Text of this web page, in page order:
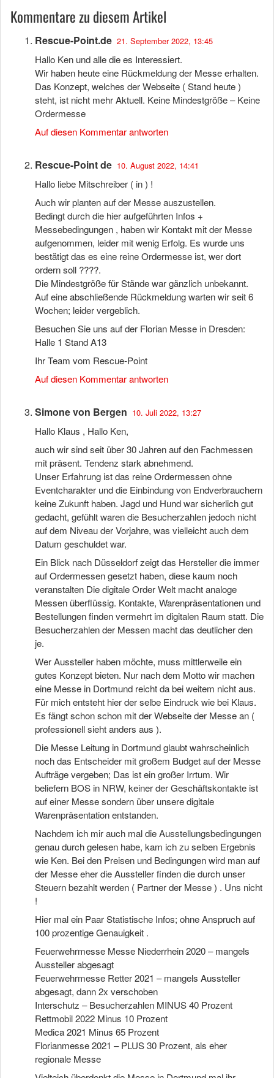
Kommentare zu diesem Artikel
Rescue-Point.de 21. September 2022, 13:45
Hallo Ken und alle die es Interessiert.
Wir haben heute eine Rückmeldung der Messe erhalten.
Das Konzept, welches der Webseite ( Stand heute )
steht, ist nicht mehr Aktuell. Keine Mindestgröße – Keine
Ordermesse
Auf diesen Kommentar antworten
Rescue-Point de 10. August 2022, 14:41
Hallo liebe Mitschreiber ( in ) !
Auch wir planten auf der Messe auszustellen.
Bedingt durch die hier aufgeführten Infos +
Messebedingungen , haben wir Kontakt mit der Messe
aufgenommen, leider mit wenig Erfolg. Es wurde uns
bestätigt das es eine reine Ordermesse ist, wer dort
ordern soll ????.
Die Mindestgröße für Stände war gänzlich unbekannt.
Auf eine abschließende Rückmeldung warten wir seit 6
Wochen; leider vergeblich.
Besuchen Sie uns auf der Florian Messe in Dresden:
Halle 1 Stand A13
Ihr Team vom Rescue-Point
Auf diesen Kommentar antworten
Simone von Bergen 10. Juli 2022, 13:27
Hallo Klaus , Hallo Ken,
auch wir sind seit über 30 Jahren auf den Fachmessen
mit präsent. Tendenz stark abnehmend.
Unser Erfahrung ist das reine Ordermessen ohne
Eventcharakter und die Einbindung von Endverbrauchern
keine Zukunft haben. Jagd und Hund war sicherlich gut
gedacht, gefühlt waren die Besucherzahlen jedoch nicht
auf dem Niveau der Vorjahre, was vielleicht auch dem
Datum geschuldet war.
Ein Blick nach Düsseldorf zeigt das Hersteller die immer
auf Ordermessen gesetzt haben, diese kaum noch
veranstalten Die digitale Order Welt macht analoge
Messen überflüssig. Kontakte, Warenpräsentationen und
Bestellungen finden vermehrt im digitalen Raum statt. Die
Besucherzahlen der Messen macht das deutlicher den
je.
Wer Aussteller haben möchte, muss mittlerweile ein
gutes Konzept bieten. Nur nach dem Motto wir machen
eine Messe in Dortmund reicht da bei weitem nicht aus.
Für mich entsteht hier der selbe Eindruck wie bei Klaus.
Es fängt schon schon mit der Webseite der Messe an (
professionell sieht anders aus ).
Die Messe Leitung in Dortmund glaubt wahrscheinlich
noch das Entscheider mit großem Budget auf der Messe
Aufträge vergeben; Das ist ein großer Irrtum. Wir
beliefern BOS in NRW, keiner der Geschäftskontakte ist
auf einer Messe sondern über unsere digitale
Warenpräsentation entstanden.
Nachdem ich mir auch mal die Ausstellungsbedingungen
genau durch gelesen habe, kam ich zu selben Ergebnis
wie Ken. Bei den Preisen und Bedingungen wird man auf
der Messe eher die Aussteller finden die durch unser
Steuern bezahlt werden ( Partner der Messe ) . Uns nicht
!
Hier mal ein Paar Statistische Infos; ohne Anspruch auf
100 prozentige Genauigkeit .
Feuerwehrmesse Messe Niederrhein 2020 – mangels
Aussteller abgesagt
Feuerwehrmesse Retter 2021 – mangels Aussteller
abgesagt, dann 2x verschoben
Interschutz – Besucherzahlen MINUS 40 Prozent
Rettmobil 2022 Minus 10 Prozent
Medica 2021 Minus 65 Prozent
Florianmesse 2021 – PLUS 30 Prozent, als eher
regionale Messe